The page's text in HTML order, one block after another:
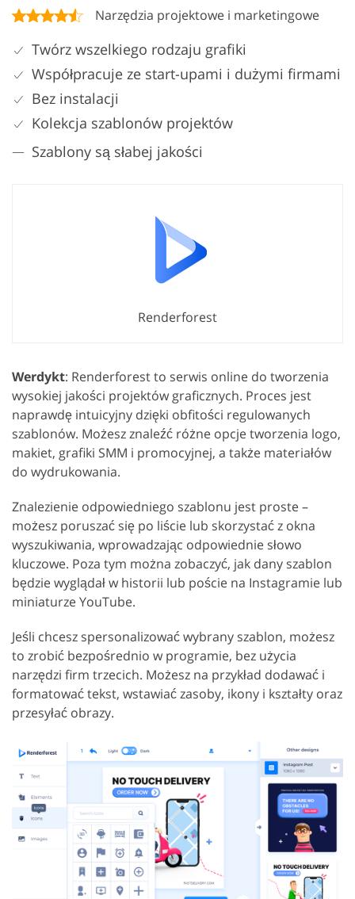
Narzędzia projektowe i marketingowe
Twórz wszelkiego rodzaju grafiki
Współpracuje ze start-upami i dużymi firmami
Bez instalacji
Kolekcja szablonów projektów
Szablony są słabej jakości
Renderforest
Werdykt: Renderforest to serwis online do tworzenia
wysokiej jakości projektów graficznych. Proces jest
naprawdę intuicyjny dzięki obfitości regulowanych
szablonów. Możesz znaleźć różne opcje tworzenia logo,
makiet, grafiki SMM i promocyjnej, a także materiałów
do wydrukowania.
Znalezienie odpowiedniego szablonu jest proste –
możesz poruszać się po liście lub skorzystać z okna
wyszukiwania, wprowadzając odpowiednie słowo
kluczowe. Poza tym można zobaczyć, jak dany szablon
będzie wyglądał w historii lub poście na Instagramie lub
miniaturze YouTube.
Jeśli chcesz spersonalizować wybrany szablon, możesz
to zrobić bezpośrednio w programie, bez użycia
narzędzi firm trzecich. Możesz na przykład dodawać i
formatować tekst, wstawiać zasoby, ikony i kształty oraz
przesyłać obrazy.